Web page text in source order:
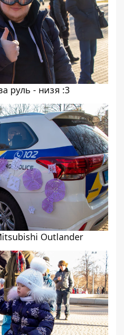
руль - низя :3
Outlander